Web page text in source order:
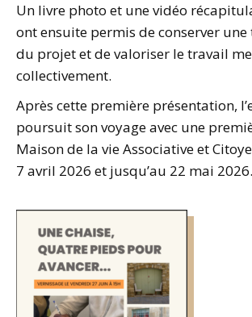
Un livre photo et une vidéo
ont ensuite permis de conserver
du projet et de valoriser le travail
collectivement.
Après cette première présentation,
poursuit son voyage avec une
Maison de la vie Associative et
7 avril 2026 et jusqu’au 22 mai 2026.